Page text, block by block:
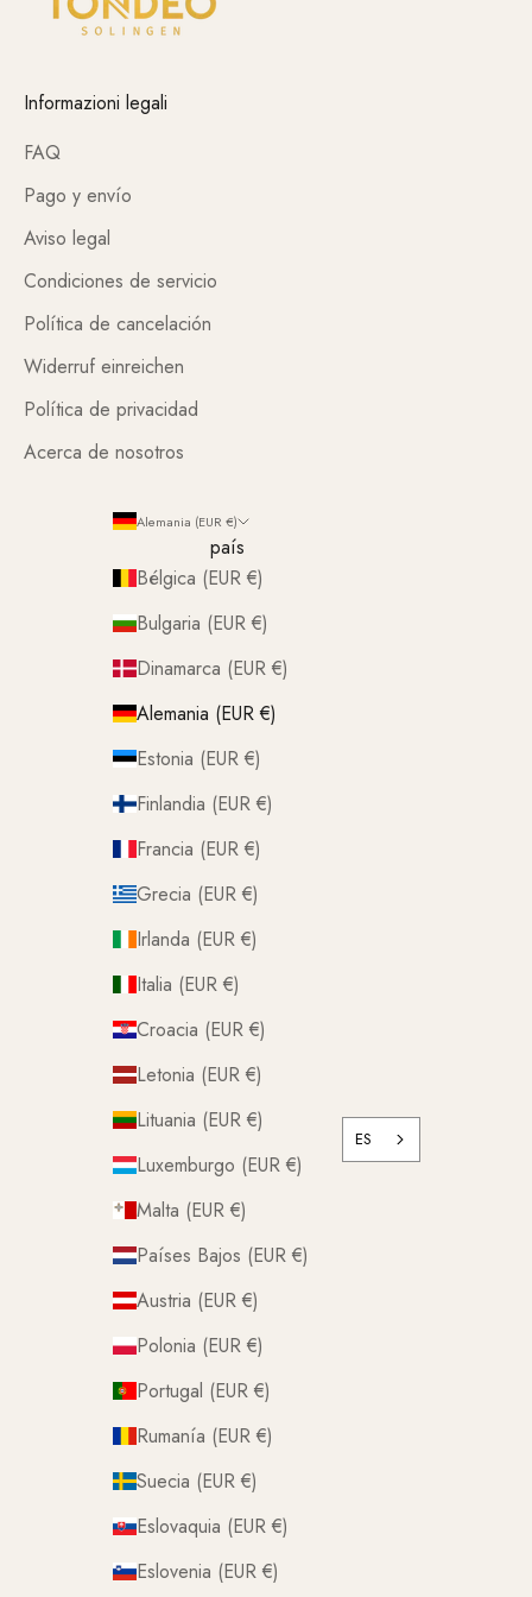
Informazioni legali
FAQ
Pago y envío
Aviso legal
Condiciones de servicio
Política de cancelación
Widerruf einreichen
Política de privacidad
Acerca de nosotros
Alemania (EUR €)
país
Bélgica (EUR €)
Bulgaria (EUR €)
Dinamarca (EUR €)
Alemania (EUR €)
Estonia (EUR €)
Finlandia (EUR €)
Francia (EUR €)
Grecia (EUR €)
Irlanda (EUR €)
Italia (EUR €)
Croacia (EUR €)
Letonia (EUR €)
Lituania (EUR €)
Luxemburgo (EUR €)
Malta (EUR €)
Países Bajos (EUR €)
Austria (EUR €)
Polonia (EUR €)
Portugal (EUR €)
Rumanía (EUR €)
Suecia (EUR €)
Eslovaquia (EUR €)
Eslovenia (EUR €)
ES